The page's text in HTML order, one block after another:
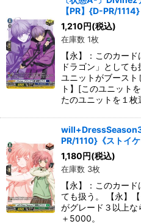
【PR】{D-PR/
1,210円(税込)
在庫数 1枚
【永】：このカー
ドラゴン」として
ユニットがブースト
ト】[このユニット
たのユニットを１
PR/1110}《ストイケ
1,180円(税込)
在庫数 3枚
【永】：このカー
ても扱う。 【永】
がグレード３以上な
＋5000。